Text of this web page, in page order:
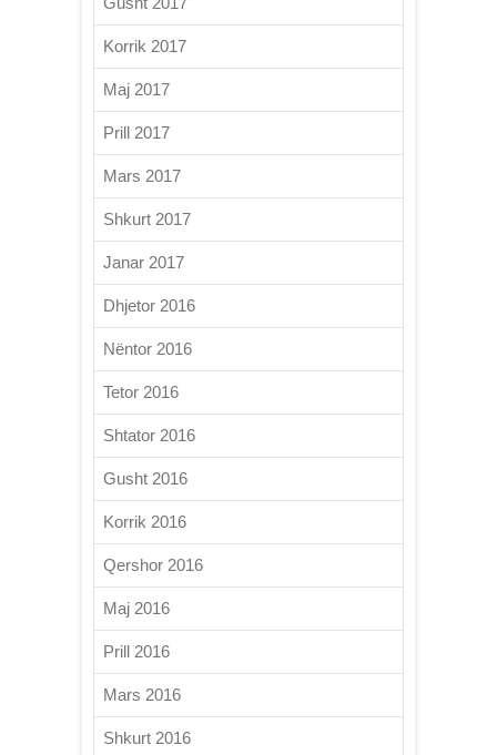
Korrik 2017
Maj 2017
Prill 2017
Mars 2017
Shkurt 2017
Janar 2017
Dhjetor 2016
Nëntor 2016
Tetor 2016
Shtator 2016
Gusht 2016
Korrik 2016
Qershor 2016
Maj 2016
Prill 2016
Mars 2016
Shkurt 2016